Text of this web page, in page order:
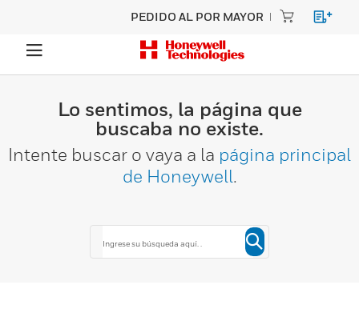
PEDIDO AL POR MAYOR
Lo sentimos, la página que
buscaba no existe.
Intente buscar o vaya a la página principal
de Honeywell.